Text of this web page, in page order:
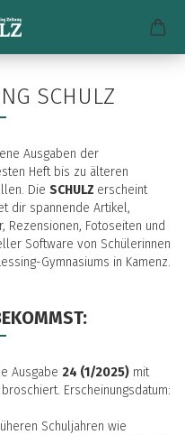
SCHULZ
Ausgaben der
Heft bis zu älteren
Die SCHULZ erscheint
dir spannende Artikel,
Rezensionen, Fotoseiten und
Software von Schülerinnen
Gymnasiums in Kamenz.
Ausgabe 24 (1/2025) mit
Erscheinungsdatum:
Schuljahren wie